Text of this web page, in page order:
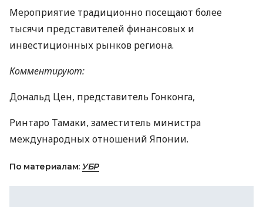
Мероприятие традиционно посещают более
тысячи представителей финансовых и
инвестиционных рынков региона.
Комментируют:
Дональд Цен, представитель Гонконга,
Ринтаро Тамаки, заместитель министра
международных отношений Японии.
По материалам: УБР